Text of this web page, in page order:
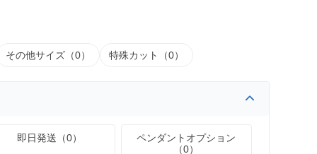
その他サイズ（0） 特殊カット（0）
即日発送（0）
ペンダントオプション
（0）